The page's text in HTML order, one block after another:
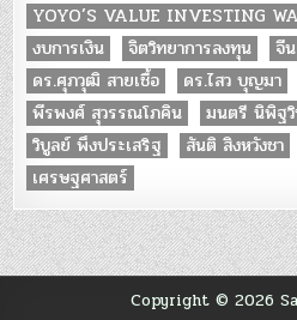
YOYO’S VALUE INVESTING
งบการเงิน
จิตวิทยาการลงทุน จีน
ดร.ศุภวุฒิ สายเชื้อ
ดร.ไสว บุญมา
พีรพงศ์ สุวรรณโภคิน
มนตรี นิพิฐ
วิบูลย์ พึงประเสริฐ
สันติ สิงหวังชา
เศรษฐศาสตร์
Copyright © 2026